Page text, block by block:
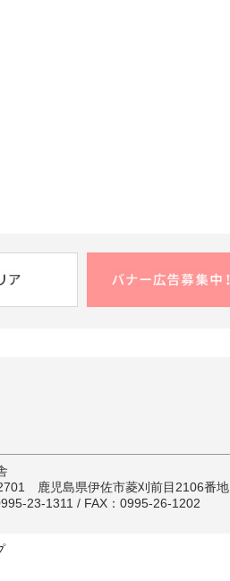
鹿児島県伊佐市菱刈前目2106番地
23-1311 / FAX：0995-26-1202